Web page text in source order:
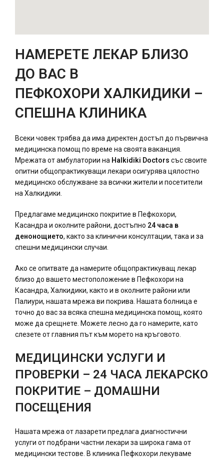
НАМЕРЕТЕ ЛЕКАР БЛИЗО
ДО ВАС В
ПЕФКОХОРИ ХАЛКИДИКИ –
СПЕШНА КЛИНИКА
Всеки човек трябва да има директен достъп до първична
медицинска помощ по време на своята ваканция.
Мрежата от амбулатории на Halkidiki Doctors със своите
опитни общопрактикуващи лекари осигурява цялостно
медицинско обслужване за всички жители и посетители
на Халкидики.
Предлагаме медицинско покритие в Пефкохори,
Касандра и околните райони, достъпно 24 часа в
денонощието, както за клинични консултации, така и за
спешни медицински случаи.
Ако се опитвате да намерите общопрактикуващ лекар
близо до вашето местоположение в Пефкохори на
Касандра, Халкидики, както и в околните райони или
Палиури, нашата мрежа ви покрива. Нашата болница е
точно до вас за всяка спешна медицинска помощ, която
може да срещнете. Можете лесно да го намерите, като
слезете от главния път към морето на кръговото.
МЕДИЦИНСКИ УСЛУГИ И
ПРОВЕРКИ – 24 ЧАСА ЛЕКАРСКО
ПОКРИТИЕ – ДОМАШНИ
ПОСЕЩЕНИЯ
Нашата мрежа от лазарети предлага диагностични
услуги от подбрани частни лекари за широка гама от
медицински тестове. В клиника Пефкохори лекуваме